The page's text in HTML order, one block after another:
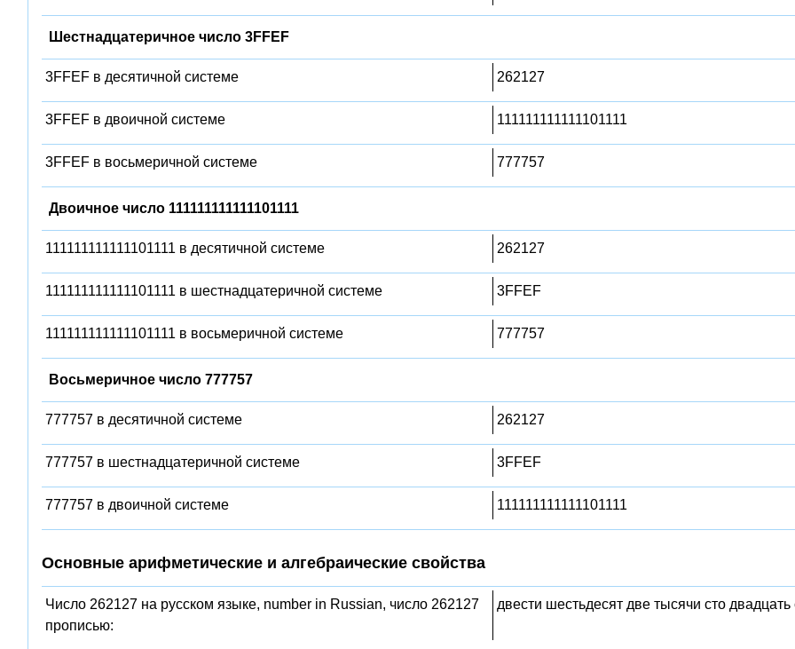
Шестнадцатеричное число 3FFEF
3FFEF в десятичной системе 262127
3FFEF в двоичной системе 111111111111101111
3FFEF в восьмеричной системе 777757
Двоичное число 111111111111101111
111111111111101111 в десятичной системе 262127
111111111111101111 в шестнадцатеричной системе 3FFEF
111111111111101111 в восьмеричной системе 777757
Восьмеричное число 777757
777757 в десятичной системе 262127
777757 в шестнадцатеричной системе 3FFEF
777757 в двоичной системе 111111111111101111
Основные арифметические и алгебраические свойства
Число 262127 на русском языке, number in Russian, число 262127
прописью:
двести шестьдесят две тысячи сто двадцать